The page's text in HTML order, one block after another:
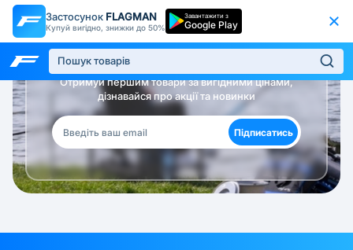
Застосунок FLAGMAN
Купуй вигідно, знижки до 50%
Завантажити з
Google Play
Будь в курсі!
Отримуй першим товари за вигідними цінами,
дізнавайся про акції та новинки
Підписатись